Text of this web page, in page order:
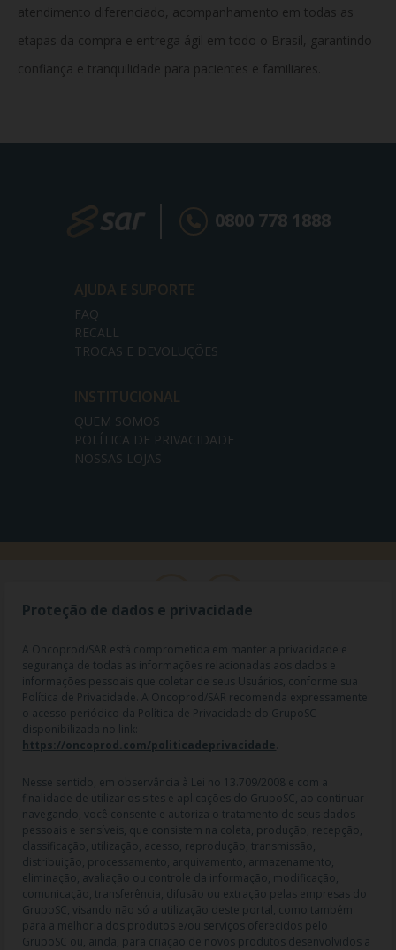
atendimento diferenciado, acompanhamento em todas as
etapas da compra e entrega ágil em todo o Brasil, garantindo
confiança e tranquilidade para pacientes e familiares.
0800 778 1888
AJUDA E SUPORTE
FAQ
RECALL
TROCAS E DEVOLUÇÕES
INSTITUCIONAL
QUEM SOMOS
POLÍTICA DE PRIVACIDADE
NOSSAS LOJAS
RAZÃO SOCIAL: ONCO PROD DIST. DE PROD. HOSP. E ONCOL. LTDA |
04.307.650/0019-64 | IE: 119.242.793.110 | Endereço R: Olimpíadas, nº
100 2º andar CJ 21 22 - Vila Olímpia - SP | Cep: 04551-000 |
Farmacêutico responsável: Dra. Gislaine Lopes de Jesus - CRF/SP 47509
| AFE: 7.60997-7 | CMVS: 355030801-477-010609-1-0.
As informações contidas neste site não devem ser usadas para
automedicação e não substituem, em hipótese alguma, as orientações
dadas pelo profissional da área médica. Somente o médico está apto a
diagnosticar qualquer problema de saúde e prescrever o tratamento
adequado. Ao persistirem os sintomas, um médico deverá ser
consultado. Os preços, as promoções, o frete e as condições de
Proteção de dados e privacidade
A Oncoprod/SAR está comprometida em manter a privacidade e
segurança de todas as informações relacionadas aos dados e
informações pessoais que coletar de seus Usuários, conforme sua
Política de Privacidade. A Oncoprod/SAR recomenda expressamente
o acesso periódico da Política de Privacidade do GrupoSC
disponibilizada no link:
https://oncoprod.com/politicadeprivacidade
Nesse sentido, em observância à Lei no 13.709/2008 e com a
finalidade de utilizar os sites e aplicações do GrupoSC, ao continuar
navegando, você consente e autoriza o tratamento de seus dados
pessoais e sensíveis, que consistem na coleta, produção, recepção,
classificação, utilização, acesso, reprodução, transmissão,
distribuição, processamento, arquivamento, armazenamento,
eliminação, avaliação ou controle da informação, modificação,
comunicação, transferência, difusão ou extração pelas empresas do
GrupoSC, visando não só a utilização deste portal, como também
para a melhoria dos produtos e/ou serviços oferecidos pelo
GrupoSC ou, ainda, para criação de novos produtos desenvolvidos a